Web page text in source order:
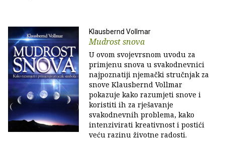
Klausbernd Vollmar
Mudrost snova
U ovom svojevrsnom uvodu za
primjenu snova u svakodnevnici
najpoznatiji njemački stručnjak za
snove Klausbernd Vollmar
pokazuje kako razumjeti snove i
koristiti ih za rješavanje
svakodnevnih problema, kako
intenzivirati kreativnost i postići
veću razinu životne radosti.